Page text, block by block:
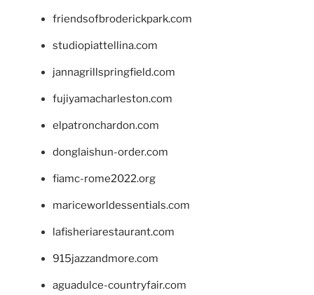
friendsofbroderickpark.com
studiopiattellina.com
jannagrillspringfield.com
fujiyamacharleston.com
elpatronchardon.com
donglaishun-order.com
fiamc-rome2022.org
mariceworldessentials.com
lafisheriarestaurant.com
915jazzandmore.com
aguadulce-countryfair.com